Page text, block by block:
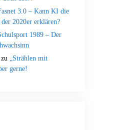
3.0 – Kann KI die
2020er erklären?
1989 – Der
zu „Strählen mit
gerne!